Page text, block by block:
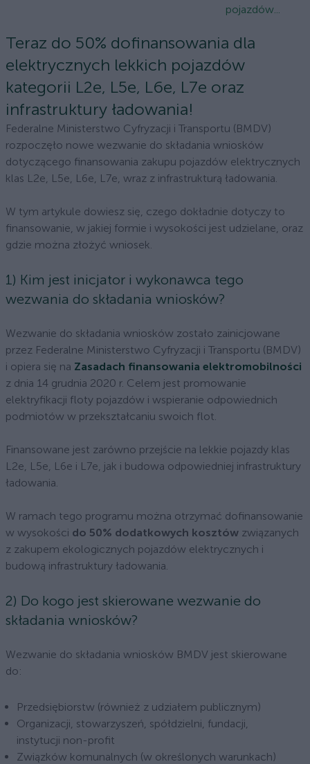
pojazdów...
Teraz do 50% dofinansowania dla
elektrycznych lekkich pojazdów
kategorii L2e, L5e, L6e, L7e oraz
infrastruktury ładowania!
Federalne Ministerstwo Cyfryzacji i Transportu (BMDV)
rozpoczęło nowe wezwanie do składania wniosków
dotyczącego finansowania zakupu pojazdów elektrycznych
klas L2e, L5e, L6e, L7e, wraz z infrastrukturą ładowania.
W tym artykule dowiesz się, czego dokładnie dotyczy to
finansowanie, w jakiej formie i wysokości jest udzielane, oraz
gdzie można złożyć wniosek.
1) Kim jest inicjator i wykonawca tego
wezwania do składania wniosków?
Wezwanie do składania wniosków zostało zainicjowane
przez Federalne Ministerstwo Cyfryzacji i Transportu (BMDV)
i opiera się na Zasadach finansowania elektromobilności
z dnia 14 grudnia 2020 r. Celem jest promowanie
elektryfikacji floty pojazdów i wspieranie odpowiednich
podmiotów w przekształcaniu swoich flot.
Finansowane jest zarówno przejście na lekkie pojazdy klas
L2e, L5e, L6e i L7e, jak i budowa odpowiedniej infrastruktury
ładowania.
W ramach tego programu można otrzymać dofinansowanie
w wysokości do 50% dodatkowych kosztów związanych
z zakupem ekologicznych pojazdów elektrycznych i
budową infrastruktury ładowania.
2) Do kogo jest skierowane wezwanie do
składania wniosków?
Wezwanie do składania wniosków BMDV jest skierowane
do:
Przedsiębiorstw (również z udziałem publicznym)
Organizacji, stowarzyszeń, spółdzielni, fundacji,
instytucji non-profit
Związków komunalnych (w określonych warunkach)